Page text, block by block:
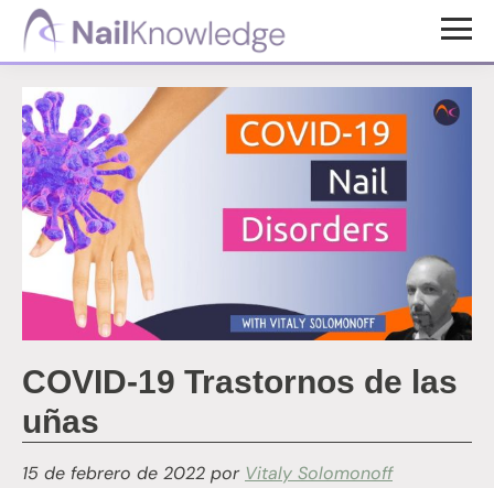
Saltar
principal
Saltar
de
página
Conocimientos
de
uñas
COVID-19 Trastornos de las
uñas
15 de febrero de 2022 por Vitaly Solomonoff